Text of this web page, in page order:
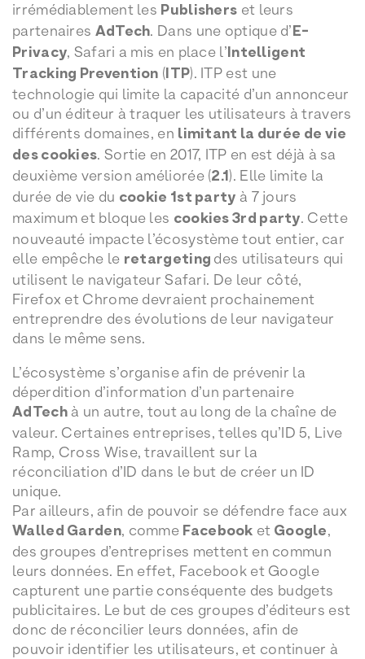
irrémédiablement les Publishers et leurs
partenaires AdTech. Dans une optique d’E-
Privacy, Safari a mis en place l’Intelligent
Tracking Prevention (ITP). ITP est une
technologie qui limite la capacité d’un annonceur
ou d’un éditeur à traquer les utilisateurs à travers
différents domaines, en limitant la durée de vie
des cookies. Sortie en 2017, ITP en est déjà à sa
deuxième version améliorée (2.1). Elle limite la
durée de vie du cookie 1st party à 7 jours
maximum et bloque les cookies 3rd party. Cette
nouveauté impacte l’écosystème tout entier, car
elle empêche le retargeting des utilisateurs qui
utilisent le navigateur Safari. De leur côté,
Firefox et Chrome devraient prochainement
entreprendre des évolutions de leur navigateur
dans le même sens.
L’écosystème s’organise afin de prévenir la
déperdition d’information d’un partenaire
AdTechà un autre, tout au long de la chaîne de
valeur. Certaines entreprises, telles qu’ID 5, Live
Ramp, Cross Wise, travaillent sur la
réconciliation d’ID dans le but de créer un ID
unique.
Par ailleurs, afin de pouvoir se défendre face aux
Walled Garden, comme Facebook et Google,
des groupes d’entreprises mettent en commun
leurs données. En effet, Facebook et Google
capturent une partie conséquente des budgets
publicitaires. Le but de ces groupes d’éditeurs est
donc de réconcilier leurs données, afin de
pouvoir identifier les utilisateurs, et continuer à